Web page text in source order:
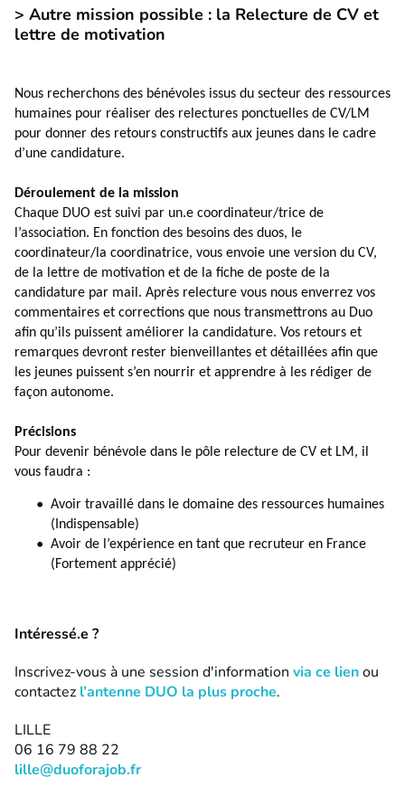
> Autre mission possible : la Relecture de CV et
lettre de motivation
Nous recherchons des bénévoles issus du secteur des ressources
humaines pour réaliser des relectures ponctuelles de CV/LM
pour donner des retours constructifs aux jeunes dans le cadre
d’une candidature.
Déroulement de la mission
Chaque DUO est suivi par un.e coordinateur/trice de
l’association. En fonction des besoins des duos, le
coordinateur/la coordinatrice, vous envoie une version du CV,
de la lettre de motivation et de la fiche de poste de la
candidature par mail. Après relecture vous nous enverrez vos
commentaires et corrections que nous transmettrons au Duo
afin qu’ils puissent améliorer la candidature. Vos retours et
remarques devront rester bienveillantes et détaillées afin que
les jeunes puissent s’en nourrir et apprendre à les rédiger de
façon autonome.
Précisions
Pour devenir bénévole dans le pôle relecture de CV et LM, il
vous faudra :
Avoir travaillé dans le domaine des ressources humaines
(Indispensable)
Avoir de l’expérience en tant que recruteur en France
(Fortement apprécié)
Intéressé.e ?
Inscrivez-vous à une session d'information via ce lienou
contactez l’antenne DUO la plus proche.
LILLE
06 16 79 88 22
lille@duoforajob.fr